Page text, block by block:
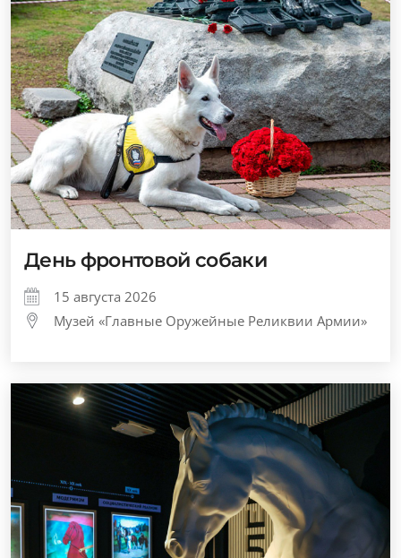
День фронтовой собаки
15 августа 2026
Музей «Главные Оружейные Реликвии Армии»